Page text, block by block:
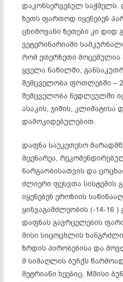
დაკონსერვებულ საჭმელს.
ზეთს ფართოდ იყენებენ
ცხიმოვანი ზეთები კი დიდ
ვეტერინარიაში
რომ ეთერზეთი მოცემულია
ყველა ნაწილში,
შემცველობა ფოთლებში –
შემცველობა ნედლეულში
ასაკის, ჯიშის, კლიმატისა
დამოკიდებულებით.
დაფნა საუკეთესო
მცენარეა,
ნარგაობისათვის და
ძლიერი ფესვთა სისტემის
იყენებენ ეროზიის
ყინვაგამძლეობის (-14-16
დაფნას გავრცელების
მისი სიცოცხლის
ზრდის პირობებისა და
მ სიმაღლის ბუჩქს
მეტრიანი ხეებიც. Mმისი